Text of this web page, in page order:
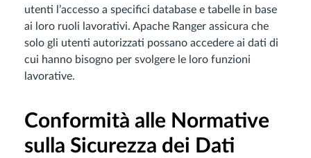
utenti l’accesso a specifici database e tabelle in base
ai loro ruoli lavorativi. Apache Ranger assicura che
solo gli utenti autorizzati possano accedere ai dati di
cui hanno bisogno per svolgere le loro funzioni
lavorative.
Conformità alle Normative
sulla Sicurezza dei Dati